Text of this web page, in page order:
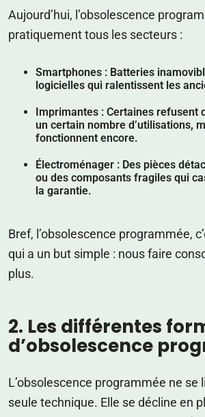
Aujourd’hui, l’obsolescence
pratiquement tous les secteurs :
Smartphones : Batteries
logicielles qui ralentissent les
Imprimantes : Certaines refusent
un certain nombre d’utilisations,
fonctionnent encore.
Électroménager : Des pièces
ou des composants fragiles qui
la garantie.
Bref, l’obsolescence programmée,
qui a un but simple : nous faire
plus.
2. Les différentes
d’obsolescence
L’obsolescence programmée ne se
seule technique. Elle se décline en